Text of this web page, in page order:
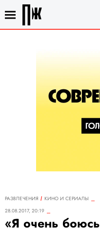
РАЗВЛЕЧЕНИЯ
КИНО И СЕРИАЛЫ
28.08.2017, 20:19
«Я очень боюсь